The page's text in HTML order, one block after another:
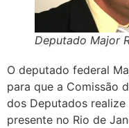
Deputado Major
O deputado federal
para que a Comissão
dos Deputados realize
presente no Rio de